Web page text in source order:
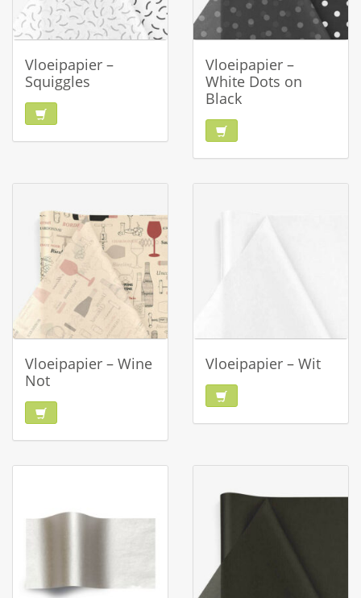
Vloeipapier –
Squiggles
Vloeipapier –
White Dots on
Black
Vloeipapier – Wine
Not
Vloeipapier – Wit